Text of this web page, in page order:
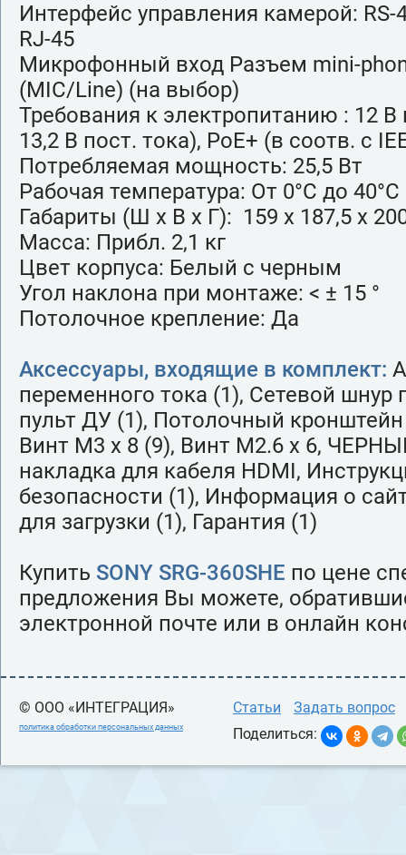
Интерфейс управления камерой: RS-
RJ-45
Микрофонный вход Разъем mini-
(MIC/Line) (на выбор)
Требования к электропитанию : 12 В
13,2 В пост. тока), PoE+ (в соотв. с
Потребляемая мощность: 25,5 Вт
Рабочая температура: От 0°C до 40°C
Габариты (Ш x В x Г): 159 x 187,5 x
Масса: Прибл. 2,1 кг
Цвет корпуса: Белый с черным
Угол наклона при монтаже: < ± 15 °
Потолочное крепление: Да
Аксессуары, входящие в комплект:
переменного тока (1), Сетевой шнур
пульт ДУ (1), Потолочный кронштейн
Винт M3 x 8 (9), Винт M2.6 x 6,
накладка для кабеля HDMI,
безопасности (1), Информация о
для загрузки (1), Гарантия (1)
Купить SONY SRG-360SHE по цене
предложения Вы можете,
электронной почте или в онлайн
© ООО «ИНТЕГРАЦИЯ»
политика обработки персональных данных
Статьи
Задать вопрос
Поделиться: